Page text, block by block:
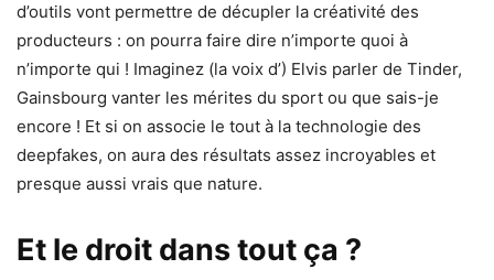
d’outils vont permettre de décupler la créativité des
producteurs : on pourra faire dire n’importe quoi à
n’importe qui ! Imaginez (la voix d’) Elvis parler de Tinder,
Gainsbourg vanter les mérites du sport ou que sais-je
encore ! Et si on associe le tout à la technologie des
deepfakes, on aura des résultats assez incroyables et
presque aussi vrais que nature.
Et le droit dans tout ça ?